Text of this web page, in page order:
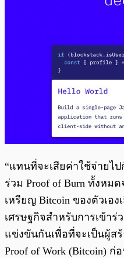
“แทนที่จะเสียค่าใช้จ่ายไ
ร่วม Proof of Burn ทั้งหม
เหรียญ Bitcoin ของตัวเอ
เศรษฐกิจสำหรับการเข้า
แข่งขันกันเพื่อที่จะเป็นผู้ส
Proof of Work (Bitcoin)